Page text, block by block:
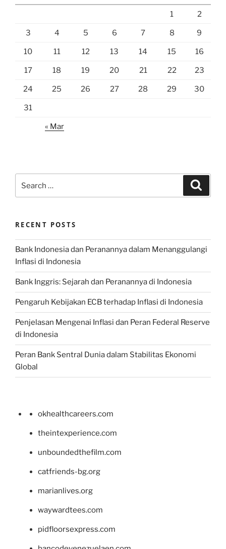
1 2
3 4 5 6 7 8 9
10 11 12 13 14 15 16
17 18 19 20 21 22 23
24 25 26 27 28 29 30
31
« Mar
for:
RECENT POSTS
Bank Indonesia dan Peranannya dalam Menanggulangi
Inflasi di Indonesia
Bank Inggris: Sejarah dan Peranannya di Indonesia
Pengaruh Kebijakan ECB terhadap Inflasi di Indonesia
Penjelasan Mengenai Inflasi dan Peran Federal Reserve
di Indonesia
Peran Bank Sentral Dunia dalam Stabilitas Ekonomi
Global
okhealthcareers.com
theintexperience.com
unboundedthefilm.com
catfriends-bg.org
marianlives.org
waywardtees.com
pidfloorsexpress.com